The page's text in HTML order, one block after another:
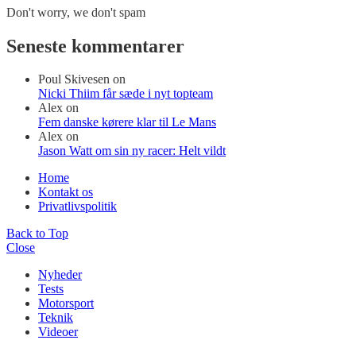
Don't worry, we don't spam
Seneste kommentarer
Poul Skivesen on
Nicki Thiim får sæde i nyt topteam
Alex on
Fem danske kørere klar til Le Mans
Alex on
Jason Watt om sin ny racer: Helt vildt
Home
Kontakt os
Privatlivspolitik
Back to Top
Close
Nyheder
Tests
Motorsport
Teknik
Videoer